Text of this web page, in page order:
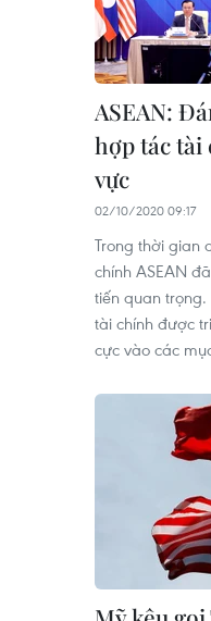
ASEAN:
hợp tác
vực
02/10/2020 09:17
Trong thời gian
chính ASEAN
tiến quan
tài chính được
cực vào các